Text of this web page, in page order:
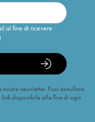
al fine di ricevere
newsletter. Puoi annullare
link disponibile alla fine di ogni